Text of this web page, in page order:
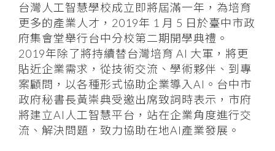
台灣人工智慧學校成立即將屆滿一年，為培育
更多的產業人才，2019年 1 月 5 日於臺中市政
府集會堂舉行台中分校第二期開學典禮。
2019年除了將持續替台灣培育 AI 大軍，將更
貼近企業需求，從技術交流、學術夥伴、到專
案顧問，以各種形式協助企業導入AI。台中市
政府秘書長黃崇典受邀出席致詞時表示，市府
將建立AI人工智慧平台，站在企業角度進行交
流、解決問題，致力協助在地AI產業發展。